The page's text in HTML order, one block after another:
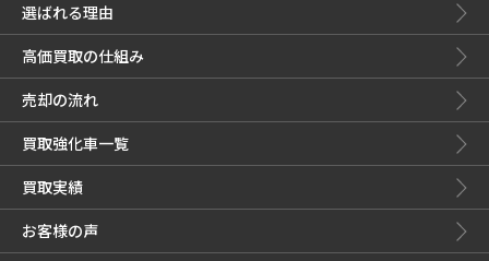
選ばれる理由
高価買取の仕組み
売却の流れ
買取強化車一覧
買取実績
お客様の声